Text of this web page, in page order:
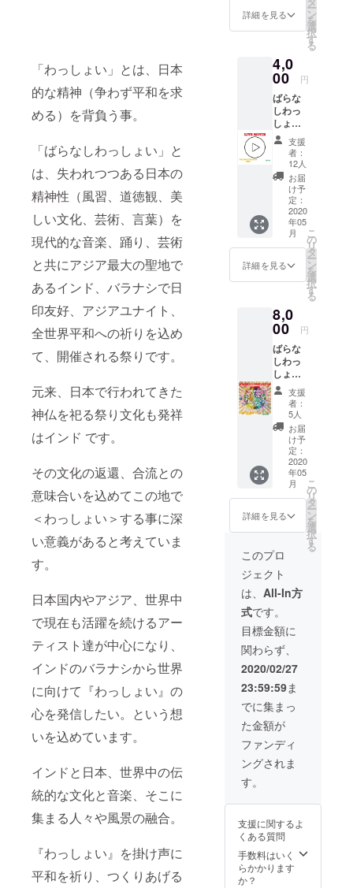
「わっしょい」とは、日本
的な精神（争わず平和を求
める）を背負う事。
「ばらなしわっしょい」と
は、失われつつある日本の
精神性（風習、道徳観、美
しい文化、芸術、言葉）を
現代的な音楽、踊り、芸術
と共にアジア最大の聖地で
あるインド、バラナシで日
印友好、アジアユナイト、
全世界平和への祈りを込め
て、開催される祭りです。
元来、日本で行われてきた
神仏を祀る祭り文化も発祥
はインド です。
その文化の返還、合流との
意味合いを込めてこの地で
＜わっしょい＞する事に深
い意義があると考えていま
す。
日本国内やアジア、世界中
で現在も活躍を続けるアー
ティスト達が中心になり、
インドのバラナシから世界
に向けて『わっしょい』の
心を発信したい。という想
いを込めています。
インドと日本、世界中の伝
統的な文化と音楽、そこに
集まる人々や風景の融合。
『わっしょい』を掛け声に
平和を祈り、つくりあげる
た方限
定で
LIVE映
届けし
ます。
＊欲し
いアー
ティス
トの映
像を１
組お選
びいた
だけま
す。備
考欄に
欲しい
アー
ティス
トの名
前を記
このリ
ターン
はデー
タでの
お届け
になり
ます。
詳細を見る ー
ン
を
選
択
す
る
4,0
00 円
ばらな
しわっ
しょい
2020
LIVE映
像！ イ
ベント
終了後
にこの
リター
ンを購
入して
下さっ
た方限
定で
LIVE映
届けし
ます。
＊欲し
いアー
ティス
トの映
像を１
組お選
びいた
だけま
す。備
考欄に
欲しい
アー
ティス
トの名
前を記
い。 ＊
このリ
ターン
はデー
タでの
お届け
になり
ます。
支援
者：
12人
お届
け予
定：
2020
年05
月
詳細を見る
こ
の
リ
タ
ー
ン
を
選
択
す
る
8,0
00 円
ばらな
しわっ
しょい
2020 ス
ペシャ
ルコン
ピレー
ション
アルバ
ム！ イ
ベント
終了後
にこの
リター
ンを購
入して
下さっ
た方限
定でば
らなし
わっ
しょい
2020出
演アー
ティス
トの曲
を集め
たアル
バムを
データ
で送り
ます。
ばらな
しわっ
雰囲気
めるス
ペシャ
ルな内
容にな
りま
支援
者：
5人
お届
け予
定：
2020
年05
月
詳細を見る
こ
の
リ
タ
ー
ン
を
選
択
す
る
このプロ
ジェクト
は、 All-In方
式です。
目標金額に
関わらず、
2020/02/27
23:59:59ま
でに集まっ
た金額が
ファンディ
ングされま
す。
支援に関するよ
くある質問
手数料はいく
らかかります
か？